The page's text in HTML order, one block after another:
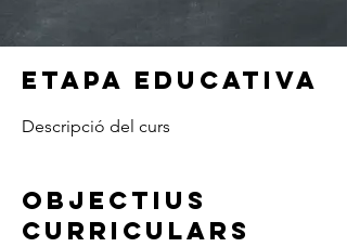
ETAPA EDUCATIVA
Descripció del curs
OBJECTIUS
CURRICULARS